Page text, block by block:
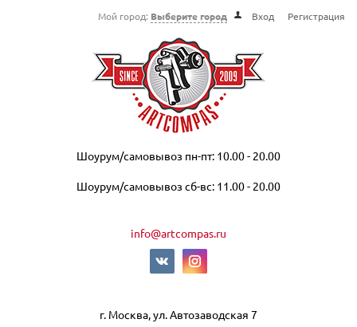
Мой город: Выберите город Вход Регистрация
Шоурум/самовывоз пн-пт: 10.00 - 20.00
Шоурум/самовывоз сб-вс: 11.00 - 20.00
info@artcompas.ru
г. Москва, ул. Автозаводская 7